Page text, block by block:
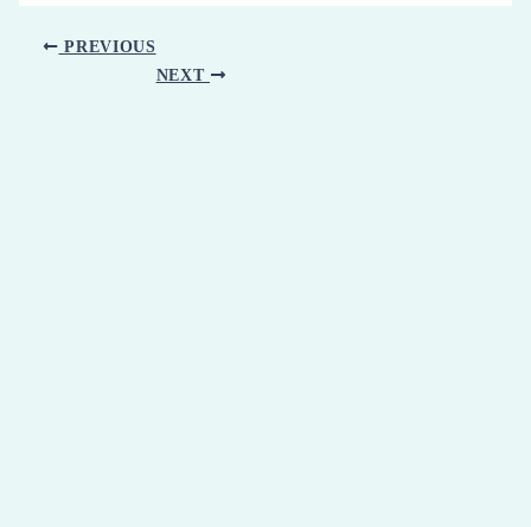
PREVIOUS
NEXT